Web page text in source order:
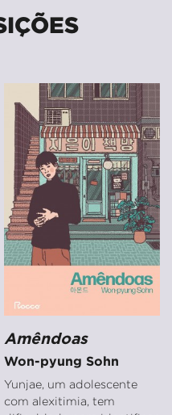
Amêndoas
Won-pyung Sohn
Yunjae, um adolescente
com alexitimia, tem